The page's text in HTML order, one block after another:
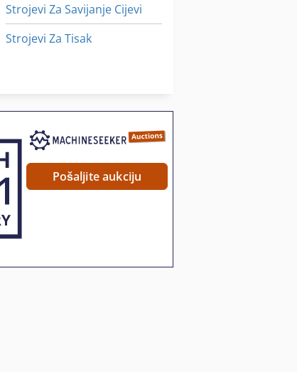
Strojevi Za Savijanje Cijevi
Strojevi Za Tisak
Pošaljite aukciju